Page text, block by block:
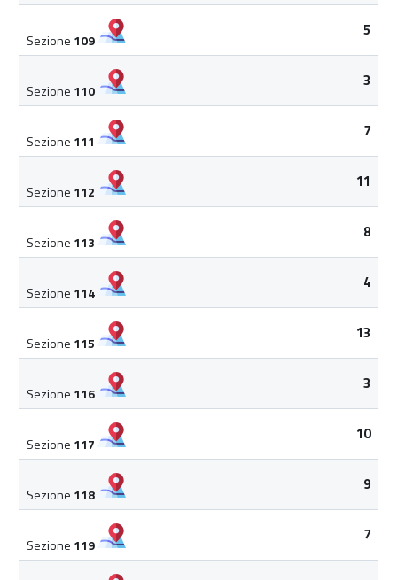
Sezione 109
5
Sezione 110
3
Sezione 111
7
Sezione 112
11
Sezione 113
8
Sezione 114
4
Sezione 115
13
Sezione 116
3
Sezione 117
10
Sezione 118
9
Sezione 119
7